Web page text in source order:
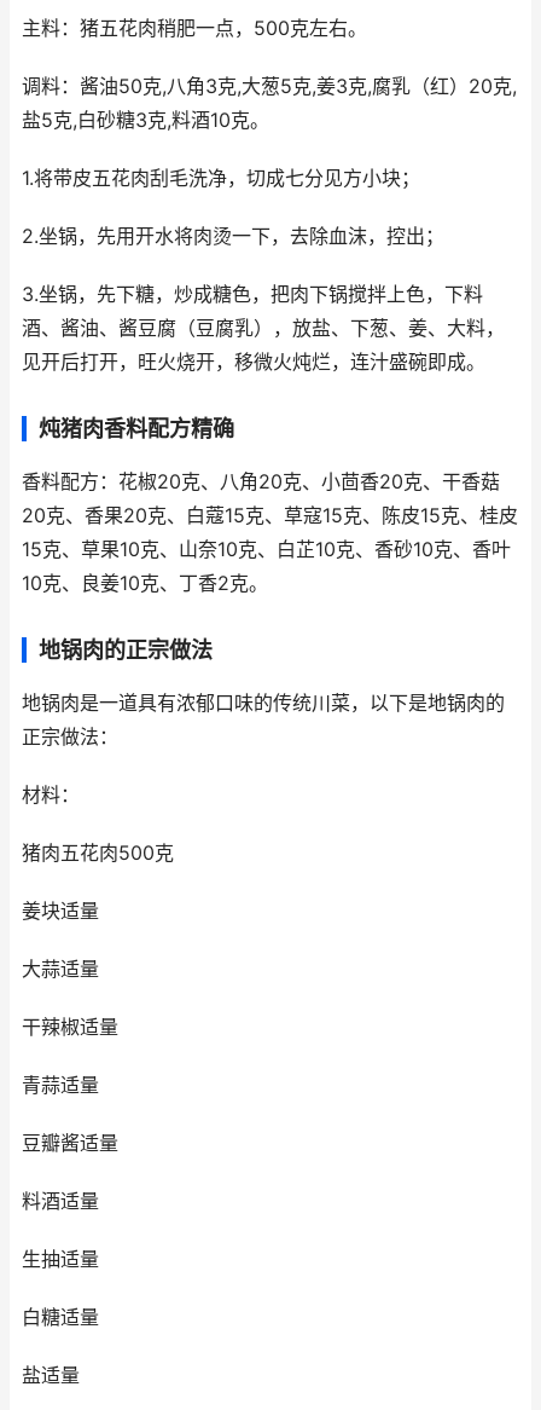
主料：猪五花肉稍肥一点，500克左右。
调料：酱油50克,八角3克,大葱5克,姜3克,腐乳（红）20克,
盐5克,白砂糖3克,料酒10克。
1.将带皮五花肉刮毛洗净，切成七分见方小块；
2.坐锅，先用开水将肉烫一下，去除血沫，控出；
3.坐锅，先下糖，炒成糖色，把肉下锅搅拌上色，下料
酒、酱油、酱豆腐（豆腐乳），放盐、下葱、姜、大料，
见开后打开，旺火烧开，移微火炖烂，连汁盛碗即成。
炖猪肉香料配方精确
香料配方：花椒20克、八角20克、小茴香20克、干香菇
20克、香果20克、白蔻15克、草寇15克、陈皮15克、桂皮
15克、草果10克、山奈10克、白芷10克、香砂10克、香叶
10克、良姜10克、丁香2克。
地锅肉的正宗做法
地锅肉是一道具有浓郁口味的传统川菜，以下是地锅肉的
正宗做法：
材料：
猪肉五花肉500克
姜块适量
大蒜适量
干辣椒适量
青蒜适量
豆瓣酱适量
料酒适量
生抽适量
白糖适量
盐适量